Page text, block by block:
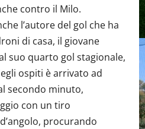
contro il Milo.
l’autore del gol che ha
di casa, il giovane
suo quarto gol stagionale,
ospiti è arrivato ad
secondo minuto,
con un tiro
procurando